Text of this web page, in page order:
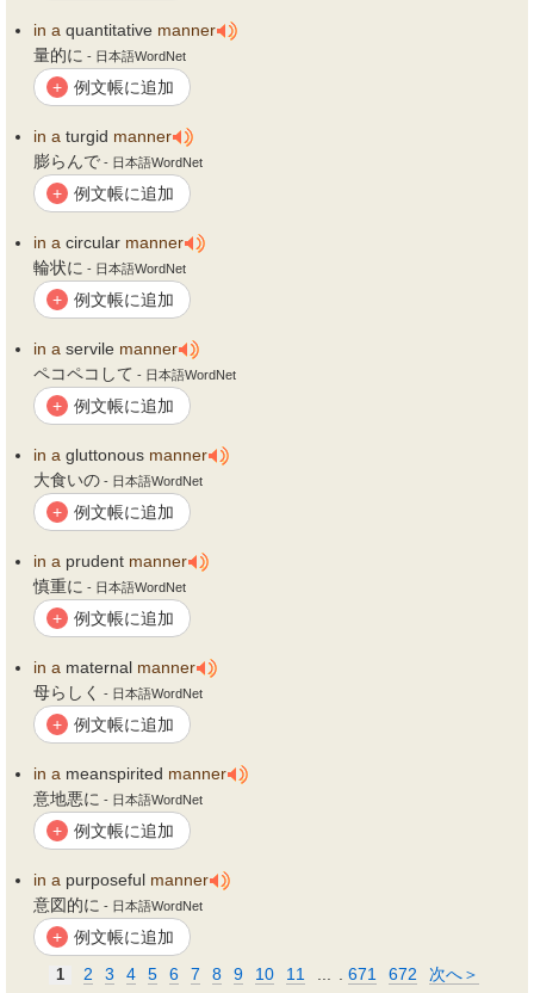
in a quantitative manner
量的に - 日本語WordNet
+ 例文帳に追加
in a turgid manner
膨らんで - 日本語WordNet
+ 例文帳に追加
in a circular manner
輪状に - 日本語WordNet
+ 例文帳に追加
in a servile manner
ペコペコして - 日本語WordNet
+ 例文帳に追加
in a gluttonous manner
大食いの - 日本語WordNet
+ 例文帳に追加
in a prudent manner
慎重に - 日本語WordNet
+ 例文帳に追加
in a maternal manner
母らしく
- 日本語WordNet
+ 例文帳に追加
in a meanspirited manner
意地悪に - 日本語WordNet
+ 例文帳に追加
in a purposeful manner
意図的に - 日本語WordNet
+ 例文帳に追加
1 2 3 4 5 6 7 8 9 10 11 671 672 次へ＞